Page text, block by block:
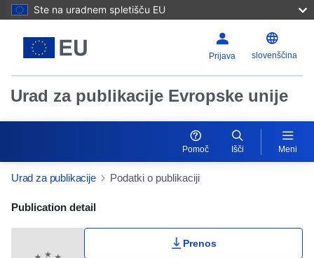
Ste na uradnem spletišču EU
Prijava slovenščina
Urad za publikacije Evropske unije
Pomoč Išči Meni
Urad za publikacije Podatki o publikaciji
Publication Detail Actions Portlet
Publication detail
Prenos